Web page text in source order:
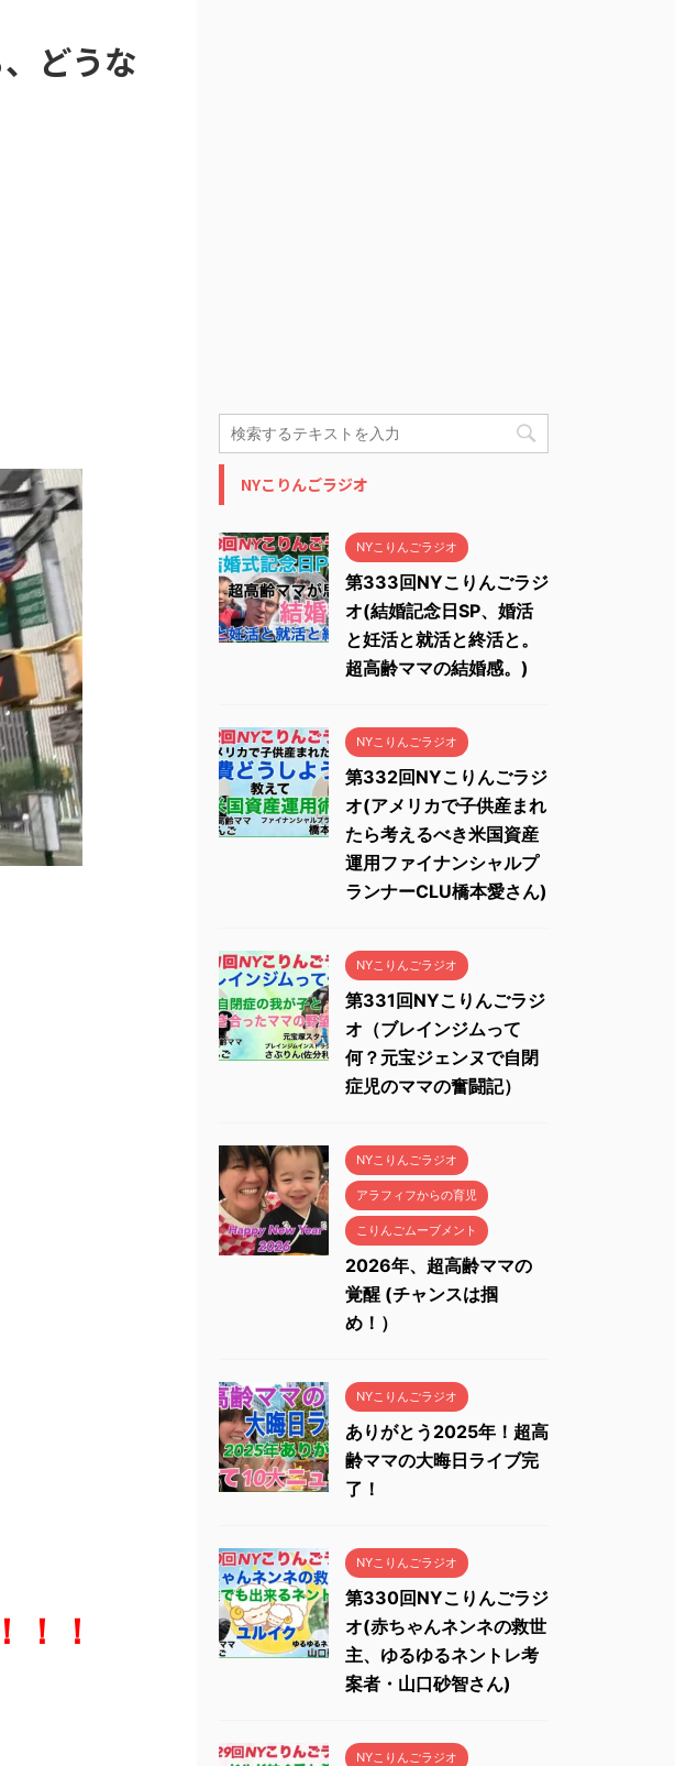
どうな
！！
NYこりんごラジオ
NYこりんごラジオ
第333回NYこりんごラジ
オ(結婚記念日SP、婚活
と妊活と就活と終活と。
超高齢ママの結婚感。)
NYこりんごラジオ
第332回NYこりんごラジ
オ(アメリカで子供産まれ
たら考えるべき米国資産
運用ファイナンシャルプ
ランナーCLU橋本愛さん)
NYこりんごラジオ
第331回NYこりんごラジ
オ（ブレインジムって
何？元宝ジェンヌで自閉
症児のママの奮闘記）
NYこりんごラジオ
アラフィフからの育児
こりんごムーブメント
2026年、超高齢ママの
覚醒 (チャンスは掴
め！）
NYこりんごラジオ
ありがとう2025年！超高
齢ママの大晦日ライブ完
了！
NYこりんごラジオ
第330回NYこりんごラジ
オ(赤ちゃんネンネの救世
主、ゆるゆるネントレ考
案者・山口砂智さん)
NYこりんごラジオ